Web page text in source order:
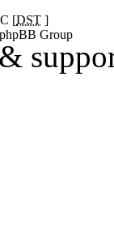
[DST ]
Group